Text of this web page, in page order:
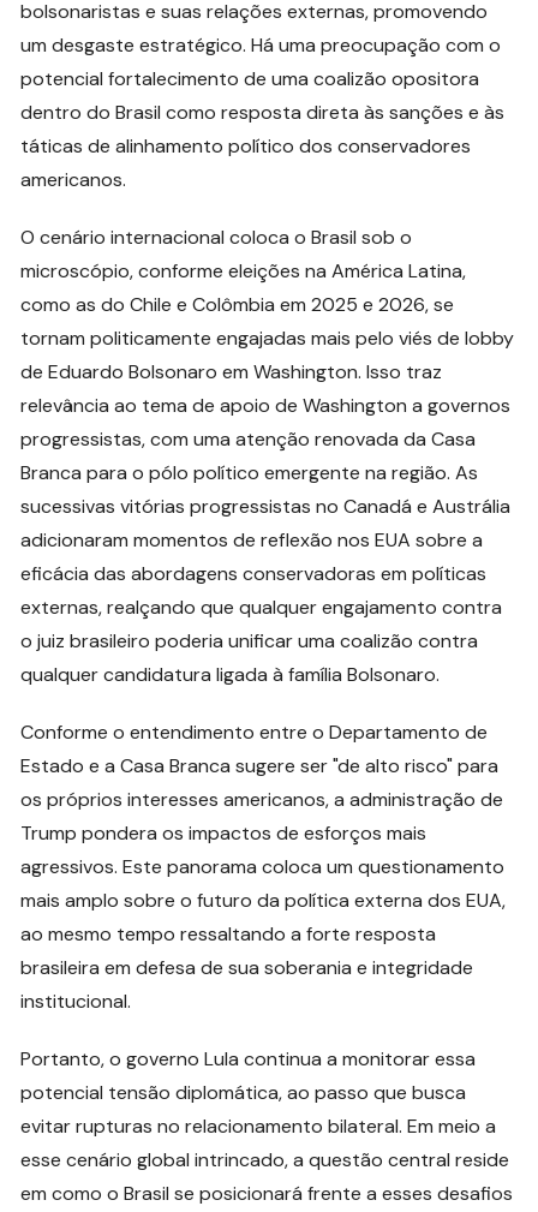
bolsonaristas e suas relações externas, promovendo
um desgaste estratégico. Há uma preocupação com o
potencial fortalecimento de uma coalizão opositora
dentro do Brasil como resposta direta às sanções e às
táticas de alinhamento político dos conservadores
americanos.
O cenário internacional coloca o Brasil sob o
microscópio, conforme eleições na América Latina,
como as do Chile e Colômbia em 2025 e 2026, se
tornam politicamente engajadas mais pelo viés de lobby
de Eduardo Bolsonaro em Washington. Isso traz
relevância ao tema de apoio de Washington a governos
progressistas, com uma atenção renovada da Casa
Branca para o pólo político emergente na região. As
sucessivas vitórias progressistas no Canadá e Austrália
adicionaram momentos de reflexão nos EUA sobre a
eficácia das abordagens conservadoras em políticas
externas, realçando que qualquer engajamento contra
o juiz brasileiro poderia unificar uma coalizão contra
qualquer candidatura ligada à família Bolsonaro.
Conforme o entendimento entre o Departamento de
Estado e a Casa Branca sugere ser "de alto risco" para
os próprios interesses americanos, a administração de
Trump pondera os impactos de esforços mais
agressivos. Este panorama coloca um questionamento
mais amplo sobre o futuro da política externa dos EUA,
ao mesmo tempo ressaltando a forte resposta
brasileira em defesa de sua soberania e integridade
institucional.
Portanto, o governo Lula continua a monitorar essa
potencial tensão diplomática, ao passo que busca
evitar rupturas no relacionamento bilateral. Em meio a
esse cenário global intrincado, a questão central reside
em como o Brasil se posicionará frente a esses desafios